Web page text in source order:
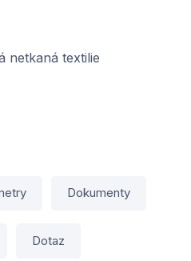
SP polyesterová rohož
SP polyesterová rohož
netkaná textilie
Dokumenty
Dotaz